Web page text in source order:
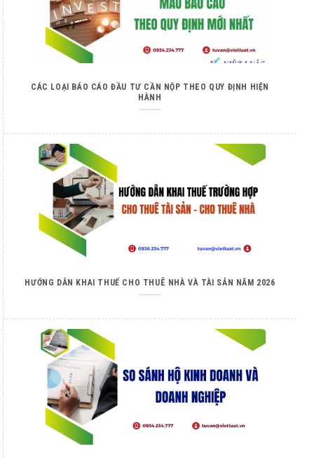
CÁC LOẠI BÁO CÁO ĐẦU TƯ CẦN NỘP THEO QUY ĐỊNH HIỆN
HÀNH
HƯỚNG DẪN KHAI THUẾ CHO THUÊ NHÀ VÀ TÀI SẢN NĂM 2026